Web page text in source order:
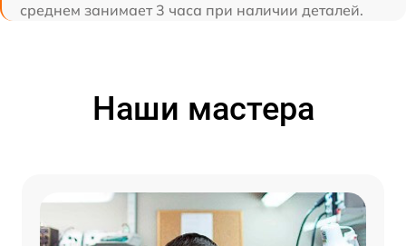
среднем занимает 3 часа при наличии деталей.
Наши мастера